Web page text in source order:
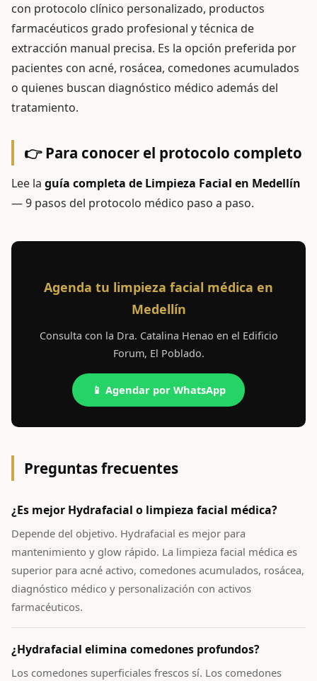
con protocolo clínico personalizado, productos
farmacéuticos grado profesional y técnica de
extracción manual precisa. Es la opción preferida por
pacientes con acné, rosácea, comedones acumulados
o quienes buscan diagnóstico médico además del
tratamiento.
👉 Para conocer el protocolo completo
Lee la guía completa de Limpieza Facial en Medellín
— 9 pasos del protocolo médico paso a paso.
Agenda tu limpieza facial médica en
Medellín
Consulta con la Dra. Catalina Henao en el Edificio
Forum, El Poblado.
📱 Agendar por WhatsApp
Preguntas frecuentes
¿Es mejor Hydrafacial o limpieza facial médica?
Depende del objetivo. Hydrafacial es mejor para
mantenimiento y glow rápido. La limpieza facial médica es
superior para acné activo, comedones acumulados, rosácea,
diagnóstico médico y personalización con activos
farmacéuticos.
¿Hydrafacial elimina comedones profundos?
Los comedones superficiales frescos sí. Los comedones